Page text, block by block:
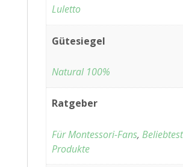
Luletto
Gütesiegel
Natural 100%
Ratgeber
Für Montessori-Fans,
Produkte